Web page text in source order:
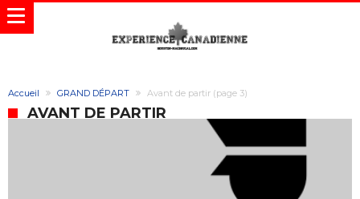
Accueil GRAND DÉPART Avant de partir (page 3)
AVANT DE PARTIR